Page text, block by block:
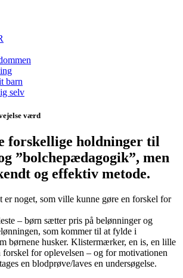
barn
selv
værd
forskellige holdninger til
”bolchepædagogik”, men
og effektiv metode.
er noget, som ville kunne gøre en forskel for
– børn sætter pris på belønninger og
som kommer til at fylde i
børnene husker. Klistermærker, en is, en lille
forskel for oplevelsen – og for motivationen
en blodprøve/laves en undersøgelse.